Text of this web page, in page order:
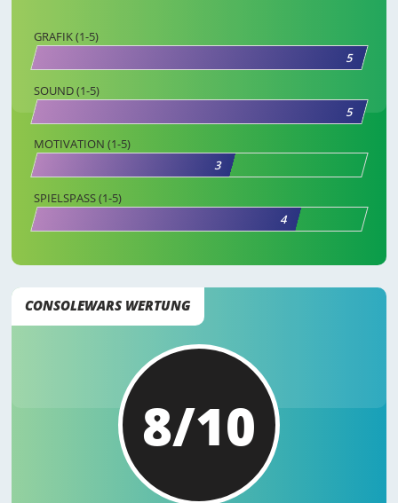
GRAFIK (1-5)
5
SOUND (1-5)
5
MOTIVATION (1-5)
3
SPIELSPASS (1-5)
4
CONSOLEWARS WERTUNG
8/10